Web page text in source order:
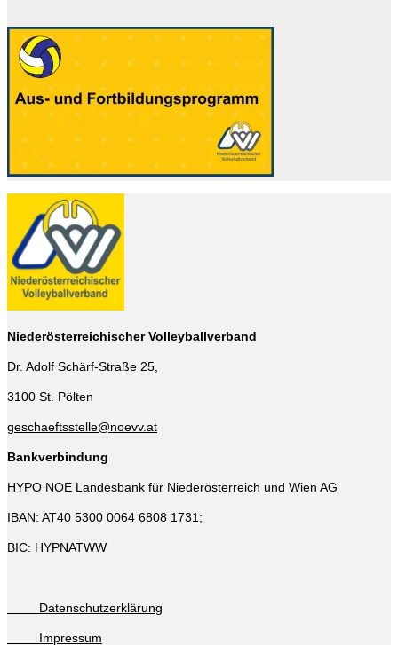
Niederösterreichischer Volleyballverband
Dr. Adolf Schärf-Straße 25,
3100 St. Pölten
geschaeftsstelle@noevv.at
Bankverbindung
HYPO NOE Landesbank für Niederösterreich und Wien AG
IBAN: AT40 5300 0064 6808 1731;
BIC: HYPNATWW
Datenschutzerklärung
Impressum